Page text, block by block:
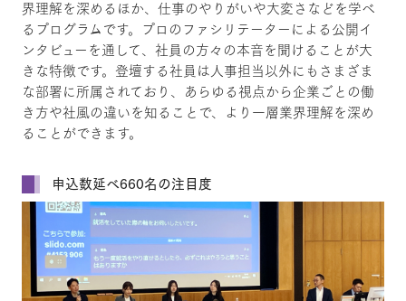
界理解を深めるほか、仕事のやりがいや大変さなどを学べ
るプログラムです。プロのファシリテーターによる公開イ
ンタビューを通して、社員の方々の本音を聞けることが大
きな特徴です。登壇する社員は人事担当以外にもさまざま
な部署に所属されており、あらゆる視点から企業ごとの働
き方や社風の違いを知ることで、より一層業界理解を深め
ることができます。
申込数延べ660名の注目度